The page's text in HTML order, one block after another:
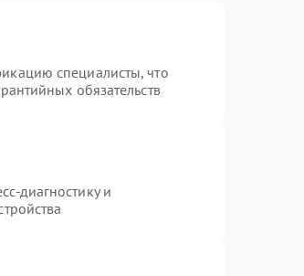
специалисты, что
обязательств
диагностику и